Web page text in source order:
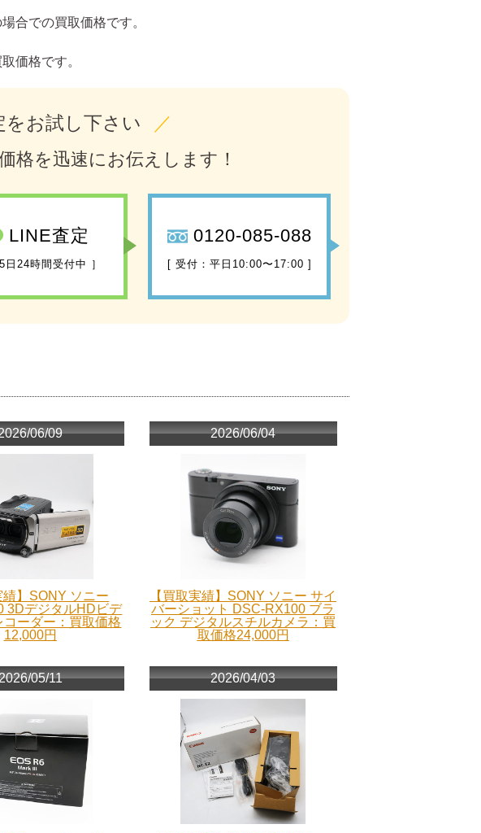
合での買取価格です。
価格です。
をお試し下さい ／
格を迅速にお伝えします！
LINE査定
日24時間受付中 ］
0120-085-088
[ 受付：平日10:00〜17:00 ]
06/09
績】SONY ソニー
3DデジタルHDビデ
コーダー：買取価格
12,000円
2026/06/04
【買取実績】SONY ソニー サイ
バーショット DSC-RX100 ブラ
ック デジタルスチルカメラ：買
取価格24,000円
05/11 2026/04/03